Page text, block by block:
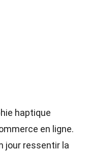
haptique
en ligne.
jour ressentir la